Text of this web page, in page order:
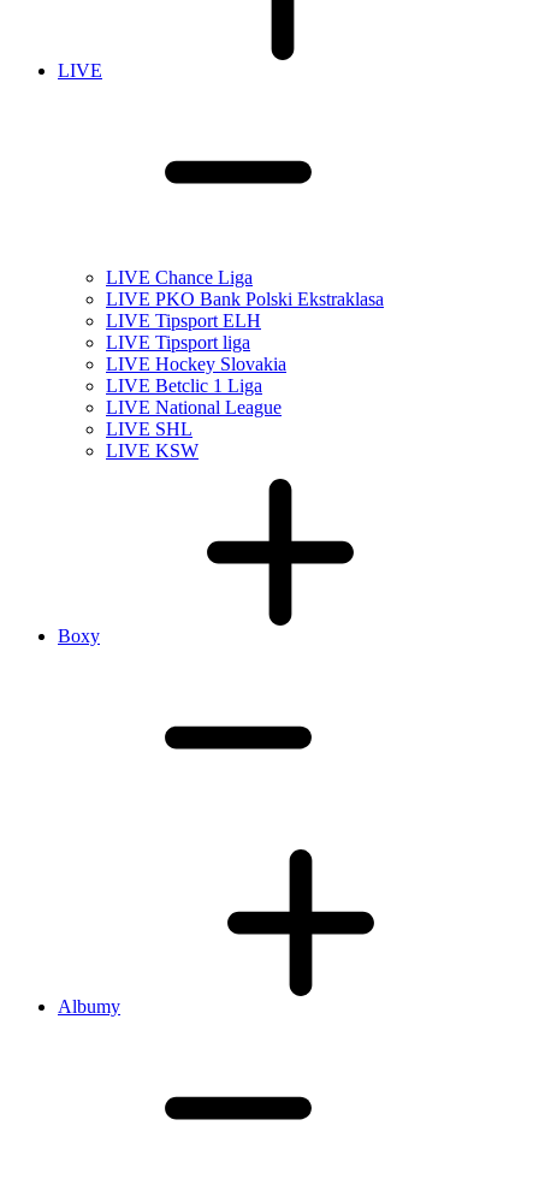
LIVE
LIVE Chance Liga
LIVE PKO Bank Polski Ekstraklasa
LIVE Tipsport ELH
LIVE Tipsport liga
LIVE Hockey Slovakia
LIVE Betclic 1 Liga
LIVE National League
LIVE SHL
LIVE KSW
Boxy
Albumy